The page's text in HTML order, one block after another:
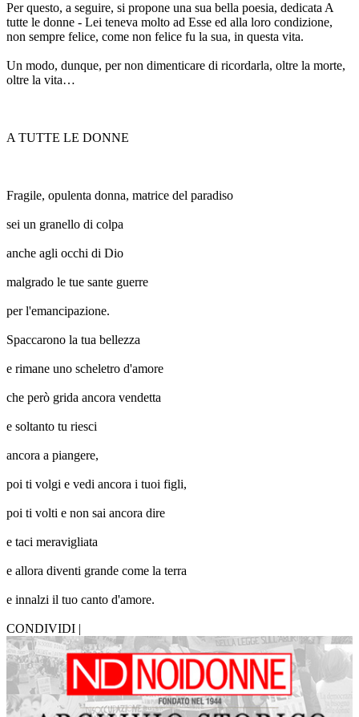
Per questo, a seguire, si propone una sua bella poesia, dedicata A
tutte le donne - Lei teneva molto ad Esse ed alla loro condizione,
non sempre felice, come non felice fu la sua, in questa vita.
Un modo, dunque, per non dimenticare di ricordarla, oltre la morte,
oltre la vita…
A TUTTE LE DONNE
Fragile, opulenta donna, matrice del paradiso
sei un granello di colpa
anche agli occhi di Dio
malgrado le tue sante guerre
per l'emancipazione.
Spaccarono la tua bellezza
e rimane uno scheletro d'amore
che però grida ancora vendetta
e soltanto tu riesci
ancora a piangere,
poi ti volgi e vedi ancora i tuoi figli,
poi ti volti e non sai ancora dire
e taci meravigliata
e allora diventi grande come la terra
e innalzi il tuo canto d'amore.
CONDIVIDI |